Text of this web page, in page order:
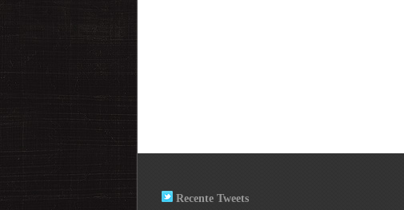
Recente Tweets